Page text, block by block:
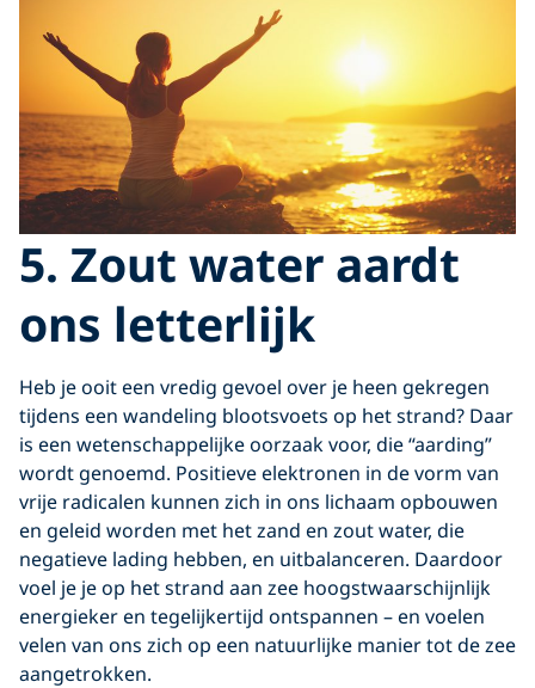
5. Zout water aardt
ons letterlijk
Heb je ooit een vredig gevoel over je heen gekregen
tijdens een wandeling blootsvoets op het strand? Daar
is een wetenschappelijke oorzaak voor, die “aarding”
wordt genoemd. Positieve elektronen in de vorm van
vrije radicalen kunnen zich in ons lichaam opbouwen
en geleid worden met het zand en zout water, die
negatieve lading hebben, en uitbalanceren. Daardoor
voel je je op het strand aan zee hoogstwaarschijnlijk
energieker en tegelijkertijd ontspannen – en voelen
velen van ons zich op een natuurlijke manier tot de zee
aangetrokken.